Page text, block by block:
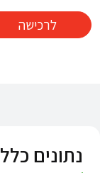
לרכישה
נתונים